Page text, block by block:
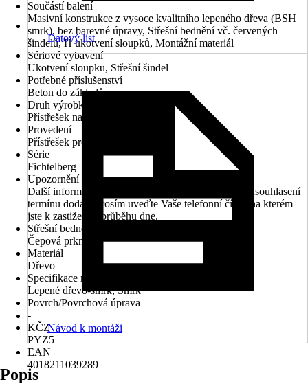
Součástí balení
Masivní konstrukce z vysoce kvalitního lepeného dřeva (BSH
smrk), bez barevné úpravy, Střešní bednění vč. červených
šindelů, H ukotvení sloupků, Montážní materiál
Sériové vybavení
Ukotvení sloupku, Střešní šindel
Potřebné příslušenství
Beton do základů
Druh výrobku
Přístřešek na auto
Provedení
Přístřešek pro dvě auta
Série
Fichtelberg
Upozornění
Další informace naleznete v technickém listu. Pro odsouhlasení
termínu dodání prosím uveďte Vaše telefonní číslo, na kterém
jste k zastižení v průběhu dne.
Střešní bednění
Čepová prkna
Materiál
Dřevo
Specifikace materiálu
Lepené dřevo-smrk, Smrk
Povrch/Povrchová úprava
-
KČZ
PYZ5
EAN
4018211039289
Datový list
Návod k montáži
Popis